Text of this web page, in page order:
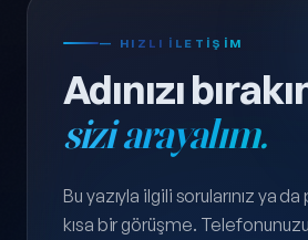
— HIZLI ILETIŞIM
Adınızı
sizi arayalım.
Bu yazıyla ilgili sorularınız ya
kısa bir görüşme.